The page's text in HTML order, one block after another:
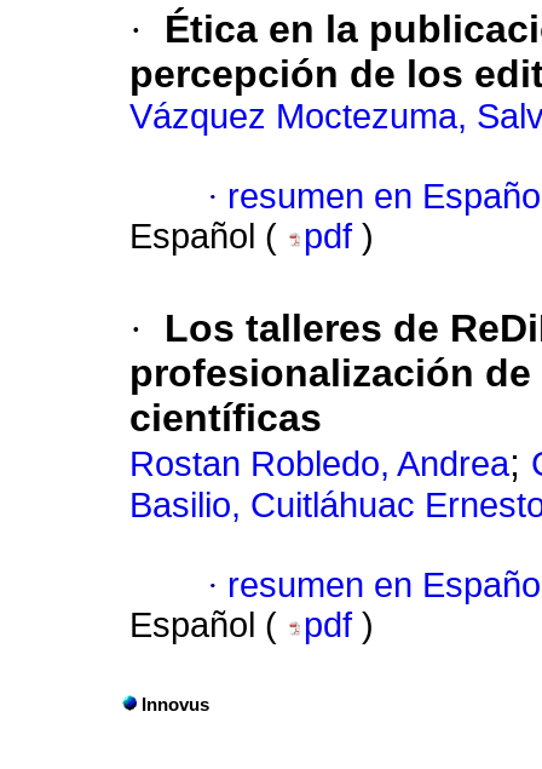
·
Ética en la
percepción de los
Vázquez Moctezuma,
· resumen en
Español (
pdf )
·
Los talleres de
profesionalización
científicas
Rostan Robledo, Andrea;
Basilio, Cuitláhuac
· resumen en
Español (
pdf )
Innovus